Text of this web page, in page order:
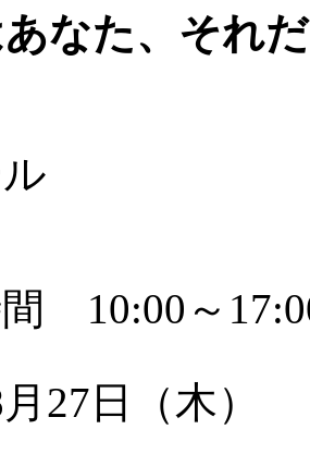
なた、それ
10:00～
27日（木）